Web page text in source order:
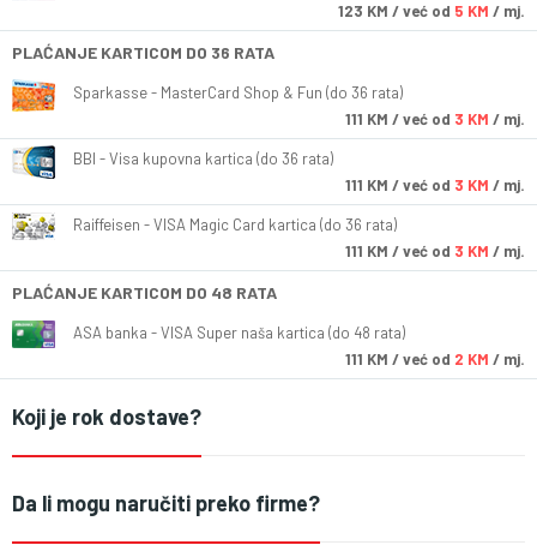
123 KM / već od 5 KM / mj.
PLAĆANJE KARTICOM DO 36 RATA
Sparkasse - MasterCard Shop & Fun (do 36 rata)
111 KM / već od 3 KM / mj.
BBI - Visa kupovna kartica (do 36 rata)
111 KM / već od 3 KM / mj.
Raiffeisen - VISA Magic Card kartica (do 36 rata)
111 KM / već od 3 KM / mj.
PLAĆANJE KARTICOM DO 48 RATA
ASA banka - VISA Super naša kartica (do 48 rata)
111 KM / već od 2 KM / mj.
Koji je rok dostave?
Da li mogu naručiti preko firme?